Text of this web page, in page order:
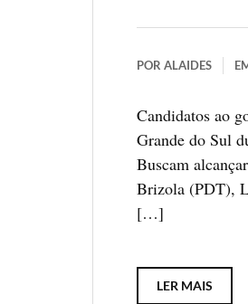
POR ALAIDES
Candidatos ao
Grande do Sul
Buscam
Brizola (PDT),
[…]
LER MAIS